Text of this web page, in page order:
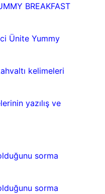
BREAKFAST
Ünite Yummy
kelimeleri
yazılış ve
sorma
sorma